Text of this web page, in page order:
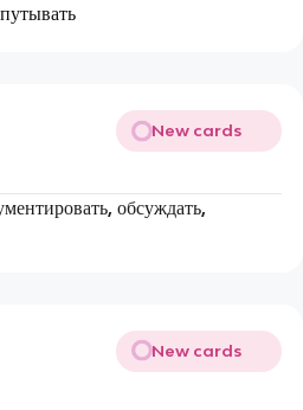
New cards
обсуждать,
New cards